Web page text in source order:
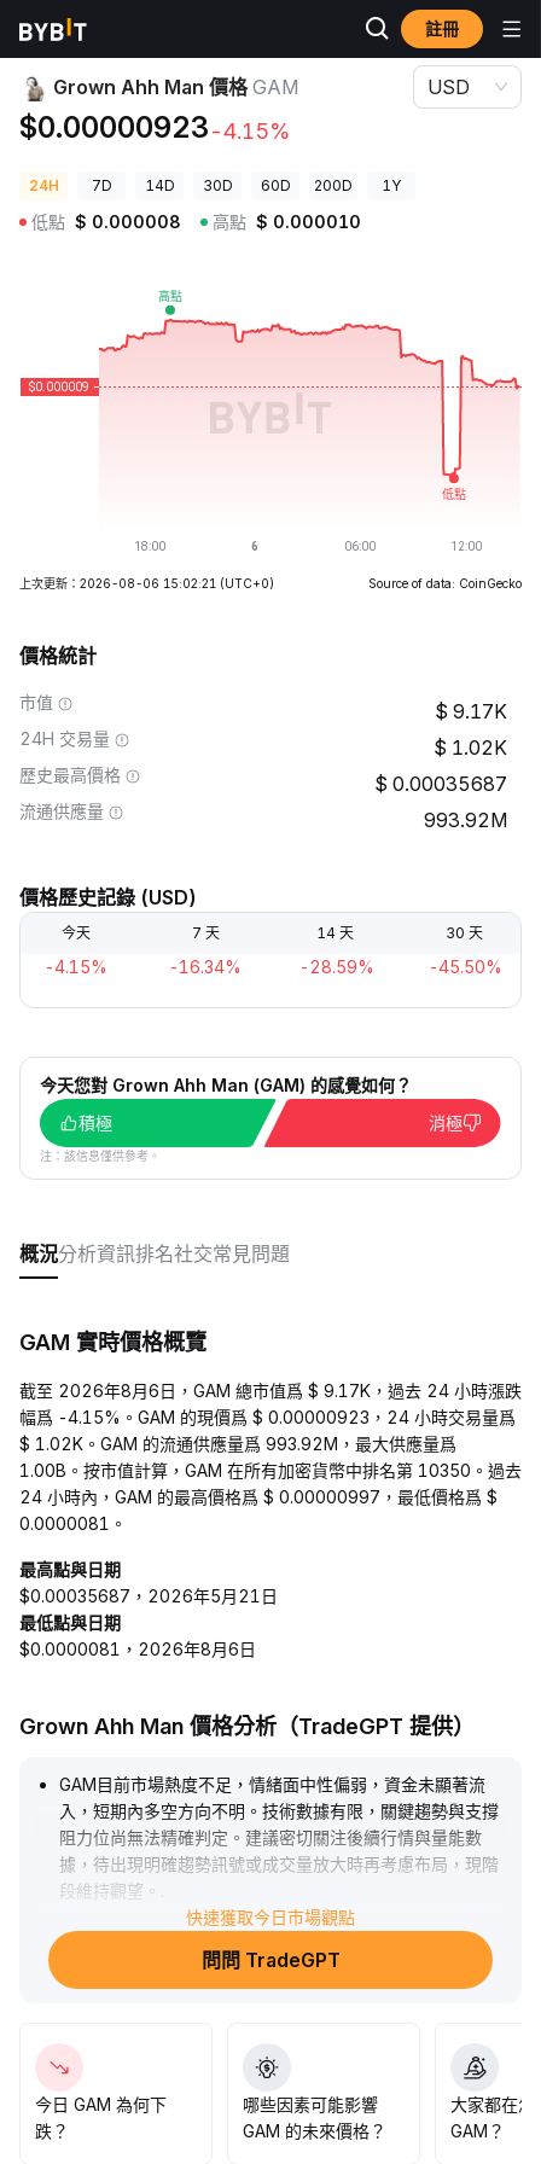
註冊
加密貨幣價格
Grown Ahh Man 價格 GAM
$0.00000923-4.15%
USD
24H 7D 14D 30D 60D 200D 1Y
低點 $ 0.000008 高點 $ 0.000010
上次更新：2026-08-06 15:02:21 (UTC+0) Source of data: CoinGecko
價格統計
市值 9.17K
24H 交易量 1.02K
歷史最高價格 0.00035687
流通供應量 993.92M
價格歷史記錄 (USD)
今天 7 天 14 天 30 天
-4.15% -16.34% -28.59% -45.50%
今天您對 Grown Ahh Man (GAM) 的感覺如何？
積極
消極
注：該信息僅供參考。
概況分析資訊排名社交常見問題
GAM 實時價格概覽
截至 2026年8月6日，GAM 總市值爲 $ 9.17K，過去 24 小時漲跌
幅爲 -4.15%。GAM 的現價爲 $ 0.00000923，24 小時交易量爲
$ 1.02K。GAM 的流通供應量爲 993.92M，最大供應量爲
1.00B。按市值計算，GAM 在所有加密貨幣中排名第 10350。過去
24 小時內，GAM 的最高價格爲 $ 0.00000997，最低價格爲 $
0.0000081。
最高點與日期
$0.00035687，2026年5月21日
最低點與日期
$0.0000081，2026年8月6日
Grown Ahh Man 價格分析（TradeGPT 提供）
GAM目前市場熱度不足，情緒面中性偏弱，資金未顯著流
入，短期內多空方向不明。技術數據有限，關鍵趨勢與支撐
阻力位尚無法精確判定。建議密切關注後續行情與量能數
據，待出現明確趨勢訊號或成交量放大時再考慮布局，現階
段維持觀望。
快速獲取今日市場觀點
問問 TradeGPT
今日 GAM 為何下
跌？
哪些因素可能影響
GAM 的未來價格？
大家都在怎
GAM？